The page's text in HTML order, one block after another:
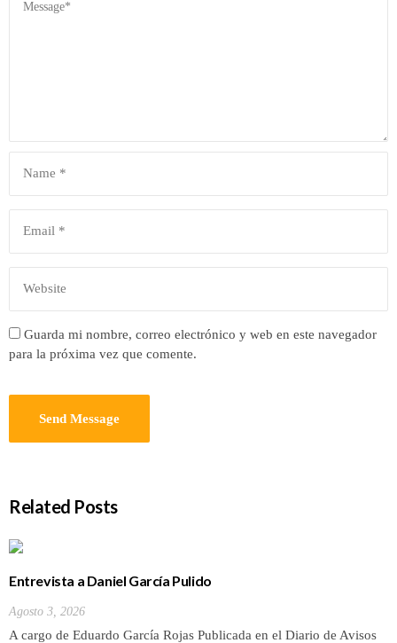
Guarda mi nombre, correo electrónico y web en este navegador
para la próxima vez que comente.
Related Posts
Entrevista a Daniel García Pulido
Agosto 3, 2026
A cargo de Eduardo García Rojas Publicada en el Diario de Avisos